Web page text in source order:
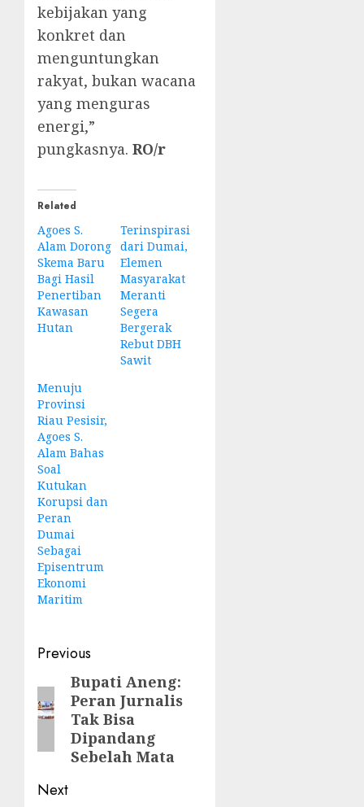
kebijakan yang
konkret dan
menguntungkan
rakyat, bukan wacana
yang menguras
energi,”
pungkasnya. RO/r
Related
Agoes S.
Alam Dorong
Skema Baru
Bagi Hasil
Penertiban
Kawasan
Hutan
Terinspirasi
dari Dumai,
Elemen
Masyarakat
Meranti
Segera
Bergerak
Rebut DBH
Sawit
Menuju
Provinsi
Riau Pesisir,
Agoes S.
Alam Bahas
Soal
Kutukan
Korupsi dan
Peran
Dumai
Sebagai
Episentrum
Ekonomi
Maritim
Post
navigation
Previous
Previous
post:
Bupati Aneng:
Peran Jurnalis
Tak Bisa
Dipandang
Sebelah Mata
Next